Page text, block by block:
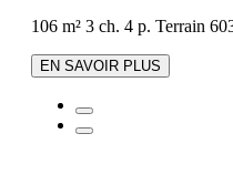
106 m² 3 ch. 4 p. Terrain
EN SAVOIR PLUS